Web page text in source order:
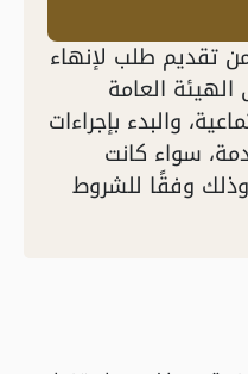
تقديم طلب لإنهاء
العامة
والبدء بإجراءات
سواء كانت
وفقًا للشروط